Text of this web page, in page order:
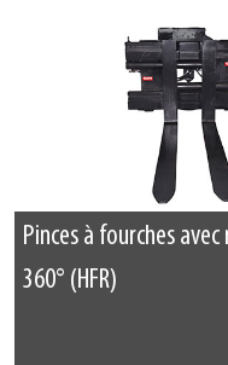
Pinces à fourches
360° (HFR)